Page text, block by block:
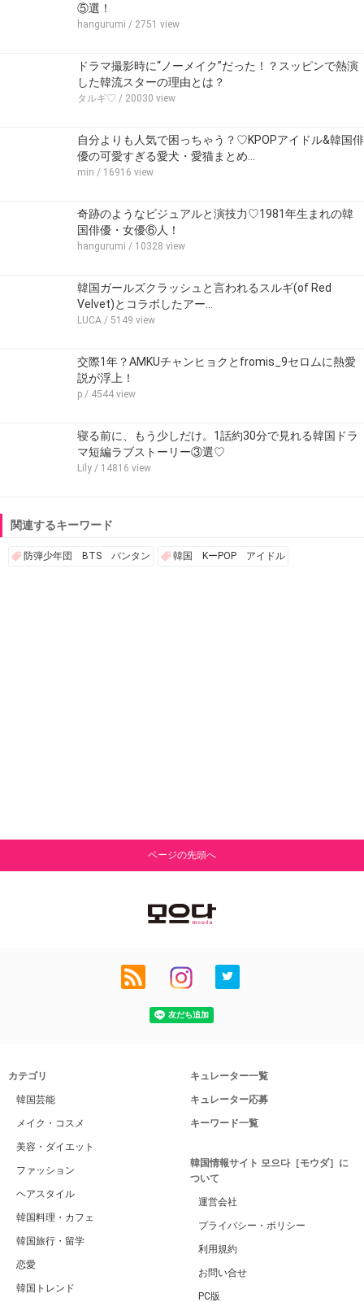
⑤選！
hangurumi / 2751 view
ドラマ撮影時に“ノーメイク”だった！？スッピンで熱演
した韓流スターの理由とは？
タルギ♡ / 20030 view
自分よりも人気で困っちゃう？♡KPOPアイドル&韓国俳
優の可愛すぎる愛犬・愛猫まとめ…
min / 16916 view
奇跡のようなビジュアルと演技力♡1981年生まれの韓
国俳優・女優⑥人！
hangurumi / 10328 view
韓国ガールズクラッシュと言われるスルギ(of Red
Velvet)とコラボしたアー…
LUCA / 5149 view
交際1年？AMKUチャンヒョクとfromis_9セロムに熱愛
説が浮上！
p / 4544 view
寝る前に、もう少しだけ。1話約30分で見れる韓国ドラ
マ短編ラブストーリー③選♡
Lily / 14816 view
関連するキーワード
防弾少年団 BTS バンタン 韓国 KーPOP アイドル
ページの先頭へ
カテゴリ
韓国芸能
メイク・コスメ
美容・ダイエット
ファッション
ヘアスタイル
韓国料理・カフェ
韓国旅行・留学
恋愛
韓国トレンド
キュレーター一覧
キュレーター応募
キーワード一覧
韓国情報サイト 모으다［モウダ］に
ついて
運営会社
プライバシー・ポリシー
利用規約
お問い合せ
PC版